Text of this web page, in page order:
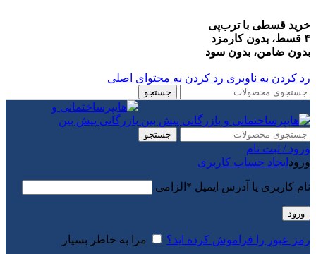
خرید قسطی با ترب‌پی
۴ قسط، بدون کارمزد
بدون ضامن، بدون سود
رد کردن به ناوبری رد کردن به محتوای اصلی
جستجو
جستجو
ورود / ثبت نام
ورود ایجاد حساب کاربری
نام کاربری یا آدرس ایمیل * الزامی
ورود
رمز عبور را فراموش کرده اید؟ مرا به خاطر بسپار